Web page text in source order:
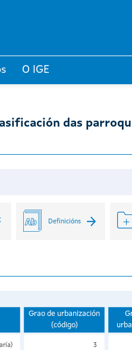
O IGE
das
Definicións
Grao de urbanización
(código)
3